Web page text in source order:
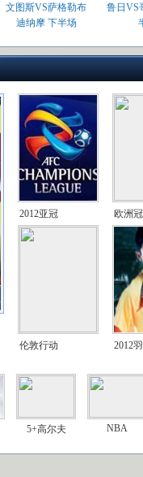
文图斯VS萨格勒布
迪纳摩 下半场
鲁日VS
2012亚冠 欧洲
伦敦行动 2012
5+高尔夫 NBA